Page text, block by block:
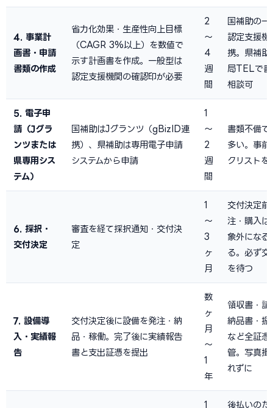
4. 事業計
画書・申請
書類の作成
省力化効果・生産性向上目標
（CAGR 3%以上）を数値で
示す計画書を作成。一般型は
認定支援機関の確認印が必要
2
〜
4
週
間
国補助の一
認定支援機
携。県補助
局TELで書
相談可
5. 電子申
請（Jグラ
ンツまたは
県専用シス
テム）
国補助はJグランツ（gBizID連
携）、県補助は専用電子申請
システムから申請
1
〜
2
週
間
書類不備で
多い。事前
クリストを
6. 採択・
交付決定
審査を経て採択通知・交付決
定
1
〜
3
ヶ
月
交付決定前
注・購入は
象外になる
る。必ず交
を待つ
7. 設備導
入・実績報
告
交付決定後に設備を発注・納
品・稼働。完了後に実績報告
書と支出証憑を提出
数
ヶ
月
〜
1
年
領収書・請
納品書・振
など全証憑
管。写真撮
れずに
1 後払いのた